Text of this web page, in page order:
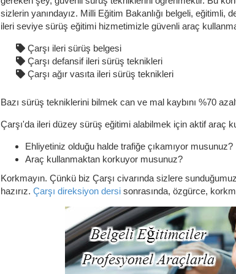
sizlerin yanındayız. Milli Eğitim Bakanlığı belgeli, eğitimli,
ileri seviye sürüş eğitimi hizmetimizle güvenli araç
Çarşı ileri sürüş belgesi
Çarşı defansif ileri sürüş teknikleri
Çarşı ağır vasıta ileri sürüş teknikleri
Bazı sürüş tekniklerini bilmek can ve mal kaybını %70
Çarşı'da ileri düzey sürüş eğitimi alabilmek için aktif araç
Ehliyetiniz olduğu halde trafiğe çıkamıyor musunuz?
Araç kullanmaktan korkuyor musunuz?
Korkmayın. Çünkü biz Çarşı civarında sizlere
hazırız. Çarşı direksiyon dersi sonrasında, özgürce,